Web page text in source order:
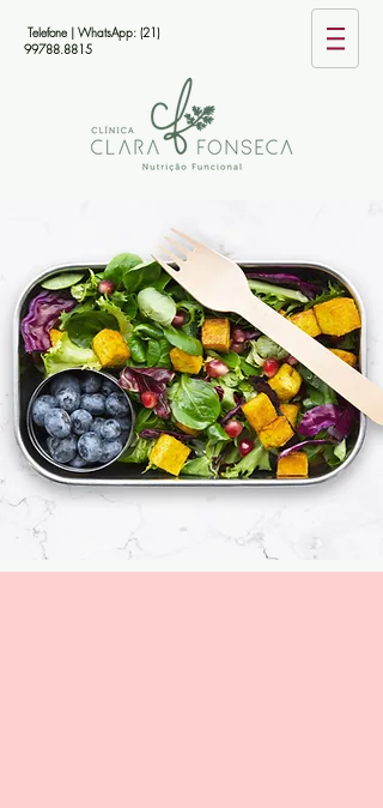
Telefone | WhatsApp: (21)
99788.8815